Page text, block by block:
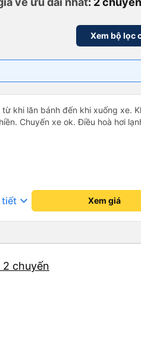
Xem bộ lọc
từ khi lăn bánh đến khi xuống xe.
Chuyến xe ok. Điều hoà hơi
tiết keyboard_arrow_down Xem giá
chuyến